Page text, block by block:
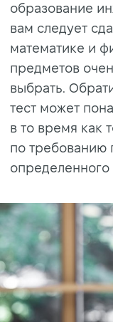
образование
вам следует
математике и
предметов
выбрать.
тест может
в то время как
по требованию
определенного